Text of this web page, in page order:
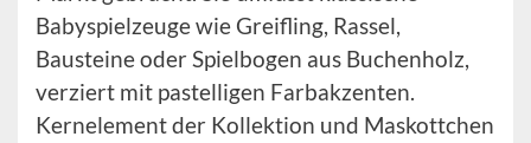
Babyspielzeuge wie Greifling, Rassel,
Bausteine oder Spielbogen aus Buchenholz,
verziert mit pastelligen Farbakzenten.
Kernelement der Kollektion und Maskottchen